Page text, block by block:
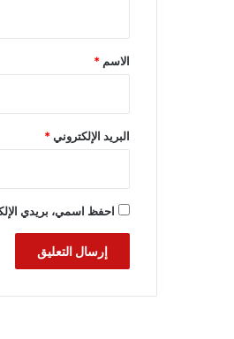
*
الاسم *
البريد الإلكتروني*
احفظ اسمي، بريدي